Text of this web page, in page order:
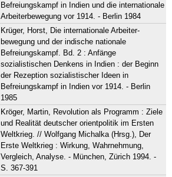
Befreiungskampf in Indien und die internationale
Arbeiterbewegung vor 1914. - Berlin 1984
Krüger, Horst, Die internationale Arbeiter-
bewegung und der indische nationale
Befreiungskampf. Bd. 2 : Anfänge
sozialistischen Denkens in Indien : der Beginn
der Rezeption sozialistischer Ideen in
Befreiungskampf in Indien vor 1914. - Berlin
1985
Kröger, Martin, Revolution als Programm : Ziele
und Realität deutscher orientpolitik im Ersten
Weltkrieg. // Wolfgang Michalka (Hrsg.), Der
Erste Weltkrieg : Wirkung, Wahrnehmung,
Vergleich, Analyse. - München, Zürich 1994. -
S. 367-391